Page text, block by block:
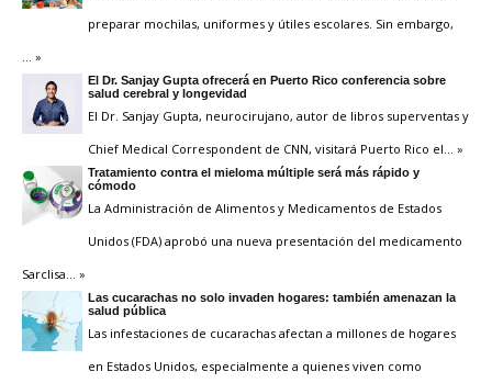
preparar mochilas, uniformes y útiles escolares. Sin embargo,
… »
El Dr. Sanjay Gupta ofrecerá en Puerto Rico conferencia sobre
salud cerebral y longevidad
El Dr. Sanjay Gupta, neurocirujano, autor de libros superventas y
Chief Medical Correspondent de CNN, visitará Puerto Rico el … »
Tratamiento contra el mieloma múltiple será más rápido y
cómodo
La Administración de Alimentos y Medicamentos de Estados
Unidos (FDA) aprobó una nueva presentación del medicamento
Sarclisa … »
Las cucarachas no solo invaden hogares: también amenazan la
salud pública
Las infestaciones de cucarachas afectan a millones de hogares
en Estados Unidos, especialmente a quienes viven como